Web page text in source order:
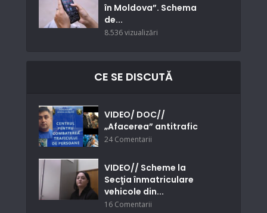
în Moldova”. Schema
de...
8.536 vizualizări
CE SE DISCUTĂ
VIDEO/ DOC//
„Afacerea” antitrafic
24 Comentarii
VIDEO// Scheme la
Secţia înmatriculare
vehicole din...
16 Comentarii